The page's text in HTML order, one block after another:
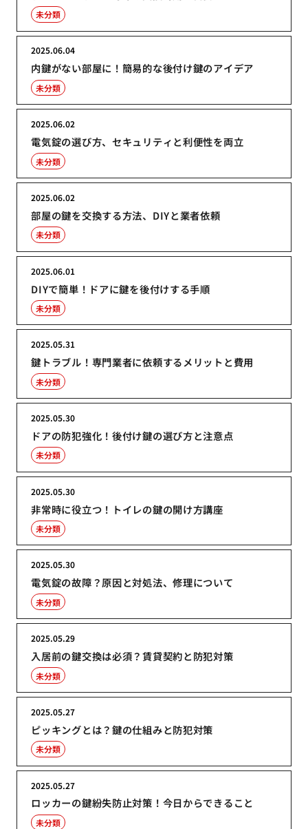
未分類
内鍵がない部屋に！簡易的な後付け鍵のアイデア
2025.06.04
未分類
電気錠の選び方、セキュリティと利便性を両立
2025.06.02
未分類
部屋の鍵を交換する方法、DIYと業者依頼
2025.06.02
未分類
DIYで簡単！ドアに鍵を後付けする手順
2025.06.01
未分類
鍵トラブル！専門業者に依頼するメリットと費用
2025.05.31
未分類
ドアの防犯強化！後付け鍵の選び方と注意点
2025.05.30
未分類
非常時に役立つ！トイレの鍵の開け方講座
2025.05.30
未分類
電気錠の故障？原因と対処法、修理について
2025.05.30
未分類
入居前の鍵交換は必須？賃貸契約と防犯対策
2025.05.29
未分類
ピッキングとは？鍵の仕組みと防犯対策
2025.05.27
未分類
ロッカーの鍵紛失防止対策！今日からできること
2025.05.27
未分類